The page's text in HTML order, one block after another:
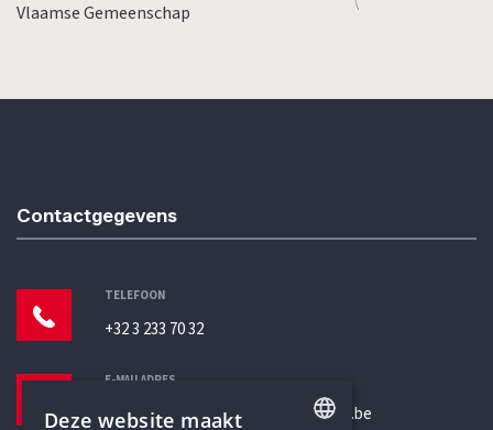
Vlaamse Gemeenschap
Contactgegevens
TELEFOON
+32 3 233 70 32
E-MAILADRES
secretariaat@humanistischverbond.be
Deze website maakt